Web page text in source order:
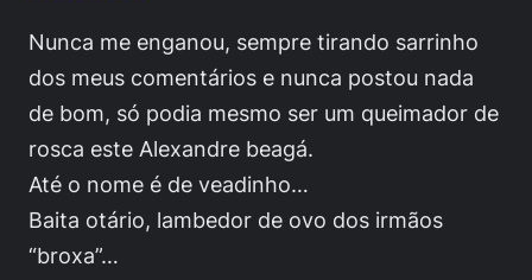
Nunca me enganou, sempre tirando sarrinho
dos meus comentários e nunca postou nada
de bom, só podia mesmo ser um queimador de
rosca este Alexandre beagá.
Até o nome é de veadinho…
Baita otário, lambedor de ovo dos irmãos
“broxa”…